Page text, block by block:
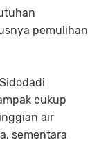
pemulihan
cukup
air
sementara